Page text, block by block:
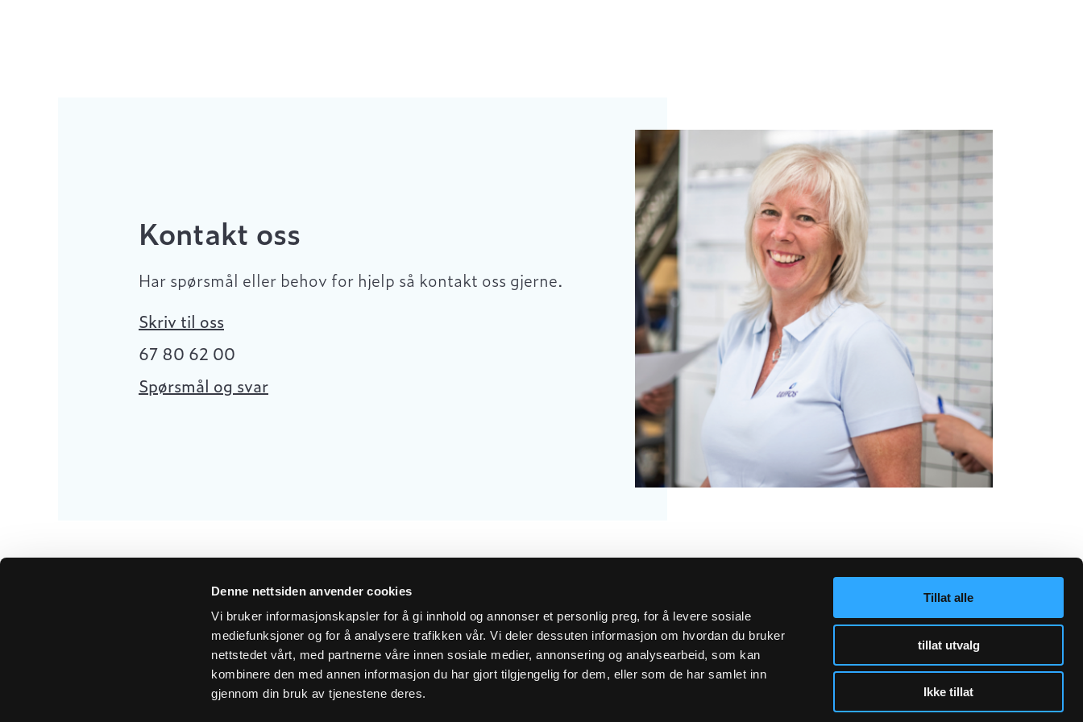
Denne nettsiden anvender cookies
Vi bruker informasjonskapsler for å gi innhold og annonser et personlig preg, for å levere sosiale
mediefunksjoner og for å analysere trafikken vår. Vi deler dessuten informasjon om hvordan du bruker
nettstedet vårt, med partnerne våre innen sosiale medier, annonsering og analysearbeid, som kan
kombinere den med annen informasjon du har gjort tilgjengelig for dem, eller som de har samlet inn
gjennom din bruk av tjenestene deres.
Tillat alle
tillat utvalg
Ikke tillat
Kontakt oss
Har spørsmål eller behov for hjelp så kontakt oss gjerne.
Skriv til oss
67 80 62 00
Spørsmål og svar
Få siste nytt i innboksen